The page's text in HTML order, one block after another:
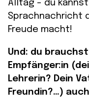
Alltag – du
Sprachnachricht
Freude macht!
Und: du
Empfänger:in
Lehrerin? Dein
Freundin?…)